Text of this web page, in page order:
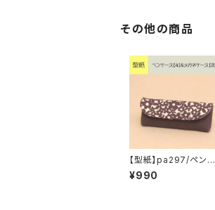
その他の商品
【型紙】pa297/ペンケ
ース【4】&メガネケース
【3】
¥990